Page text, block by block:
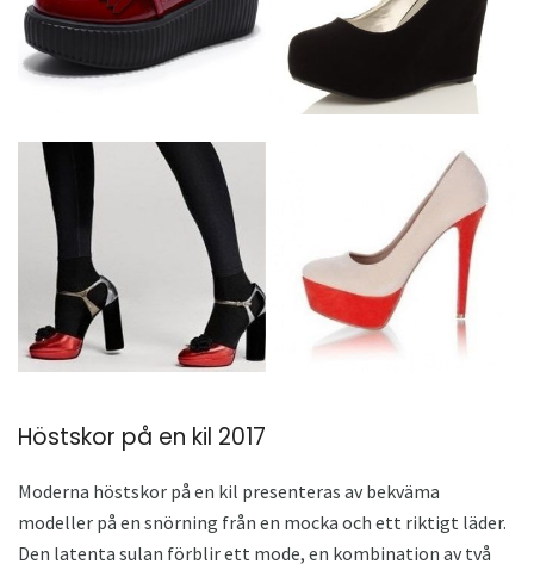
Höstskor på en kil 2017
Moderna höstskor på en kil presenteras av bekväma
modeller på en snörning från en mocka och ett riktigt läder.
Den latenta sulan förblir ett mode, en kombination av två